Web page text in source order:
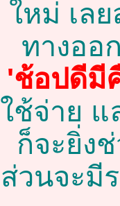
ใหม่ เล
ทางออ
'ช้อปดีมี
ใช้จ่าย
ก็จะยิ่ง
ส่วนจะมี